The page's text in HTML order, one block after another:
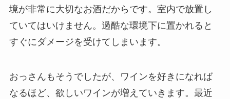
境が非常に大切なお酒だからです。室内で放置し
ていてはいけません。過酷な環境下に置かれると
すぐにダメージを受けてしまいます。
おっさんもそうでしたが、ワインを好きになれば
なるほど、欲しいワインが増えていきます。最近